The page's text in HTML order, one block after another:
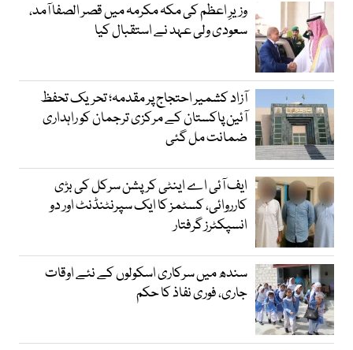
وزیرِ اعظم کی مکہ مکرمہ میں قصر الصفا آمد،
سعودی ولی عہد نے استقبال کیا
آزاد کشمیر احتجاج پر مقدمہ؛ تحریک تحفظ
آئین پاکستان کے مرکزی ترجمان کو راہداری
ضمانت مل گئی
ایف آئی اے اینٹی کرپشن سرکل کی بڑی
کارروائی، کسٹمز کا ایک سپرنٹنڈنٹ اور دو
انسپکٹرز گرفتار
سندھ میں سرکاری اسکولوں کے نئے اوقات
جاری، فوری نفاذ کا حکم